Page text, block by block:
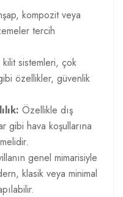
kompozit veya
tercih
kilit sistemleri, çok
özellikler, güvenlik
Özellikle dış
gibi hava koşullarına
genel mimarisiyle
klasik veya minimal